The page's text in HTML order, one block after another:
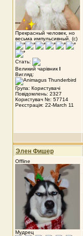
Прекрасный человек, но
весьма импульсивный. (с)
Стать:
Великий чарівник I
Вигляд:
Група: Користувачі
Повідомлень: 2327
Користувач №: 57714
Реєстрація: 22-March 11
Элен Фишер
Offline
Мудрец